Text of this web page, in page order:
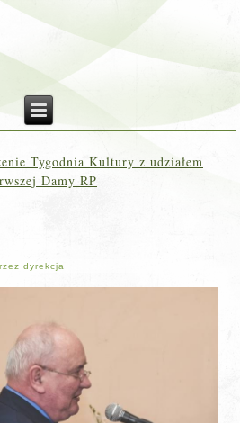
Tygodnia Kultury z udziałem
Damy RP
dyrekcja